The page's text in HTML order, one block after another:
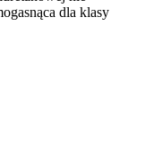
dla klasy